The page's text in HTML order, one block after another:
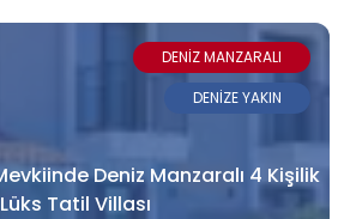
Deniz Manzaralı 4 Kişilik
Lüks Tatil Villası
DENİZ MANZARALI
DENİZE YAKIN